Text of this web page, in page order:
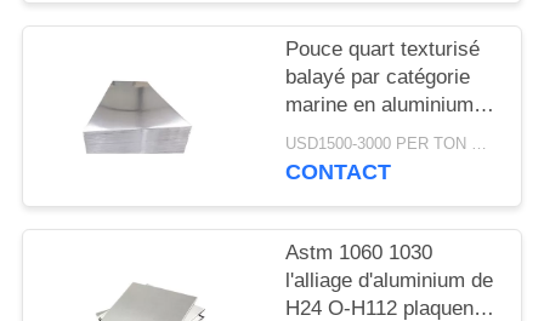
Pouce quart texturisé
balayé par catégorie
marine en aluminium
de plat de feuille en
métal de plancher
USD1500-3000 PER TON MOQ:1TON
CONTACT
Astm 1060 1030
l'alliage d'aluminium de
H24 O-H112 plaquent